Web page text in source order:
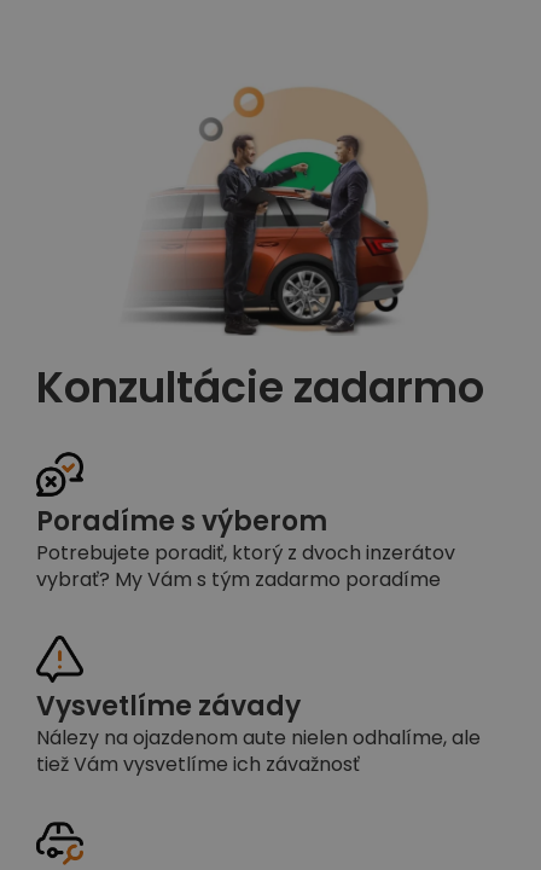
Konzultácie zadarmo
Poradíme s výberom
Potrebujete poradiť, ktorý z dvoch inzerátov
vybrať? My Vám s tým zadarmo poradíme
Vysvetlíme závady
Nálezy na ojazdenom aute nielen odhalíme, ale
tiež Vám vysvetlíme ich závažnosť